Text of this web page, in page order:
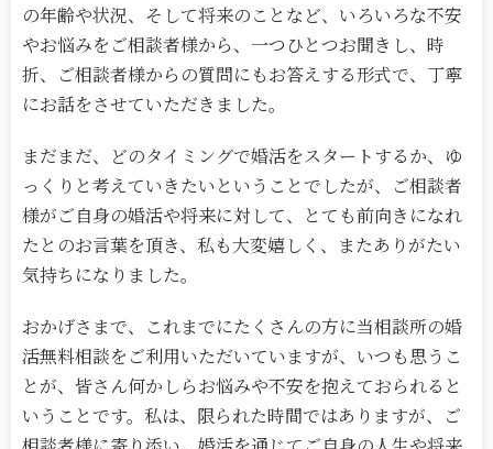
の年齢や状況、そして将来のことなど、いろいろな不安
やお悩みをご相談者様から、一つひとつお聞きし、時
折、ご相談者様からの質問にもお答えする形式で、丁寧
にお話をさせていただきました。
まだまだ、どのタイミングで婚活をスタートするか、ゆ
っくりと考えていきたいということでしたが、ご相談者
様がご自身の婚活や将来に対して、とても前向きになれ
たとのお言葉を頂き、私も大変嬉しく、またありがたい
気持ちになりました。
おかげさまで、これまでにたくさんの方に当相談所の婚
活無料相談をご利用いただいていますが、いつも思うこ
とが、皆さん何かしらお悩みや不安を抱えておられると
いうことです。私は、限られた時間ではありますが、ご